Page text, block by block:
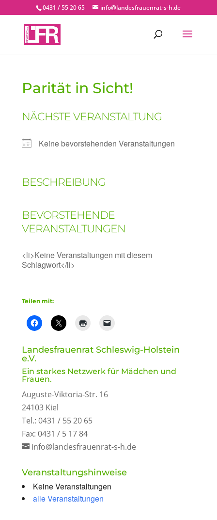
0431 / 55 20 65 info@landesfrauenrat-s-h.de
Parität in Sicht!
NÄCHSTE VERANSTALTUNG
Keine bevorstehenden Veranstaltungen
BESCHREIBUNG
BEVORSTEHENDE
VERANSTALTUNGEN
<li>Keine Veranstaltungen mit diesem
Schlagwort</li>
Teilen mit:
Landesfrauenrat Schleswig-Holstein
e.V.
Ein starkes Netzwerk für Mädchen und
Frauen.
Auguste-Viktoria-Str. 16
24103 Kiel
Tel.: 0431 / 55 20 65
Fax: 0431 / 5 17 84
info@landesfrauenrat-s-h.de
Veranstaltungshinweise
Keine Veranstaltungen
alle Veranstaltungen